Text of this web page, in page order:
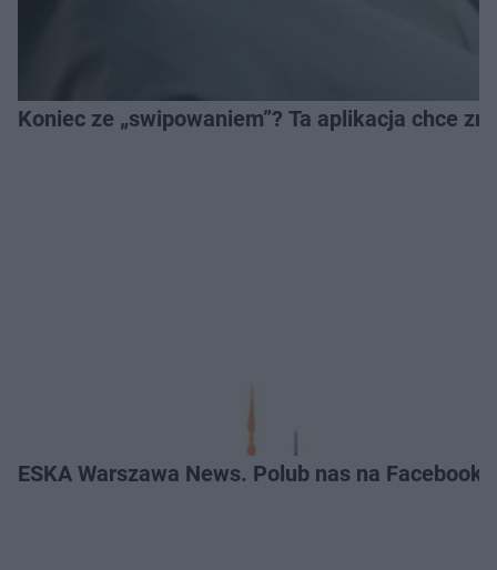
Koniec ze „swipowaniem”? Ta aplikacja chce
ESKA Warszawa News. Polub nas na